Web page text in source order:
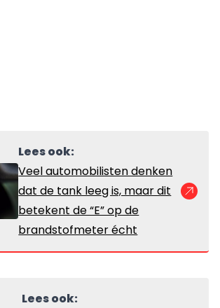
Lees ook:
Veel automobilisten denken
dat de tank leeg is, maar dit
betekent de “E” op de
brandstofmeter écht
Lees ook: